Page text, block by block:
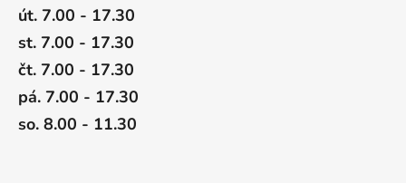
út. 7.00 - 17.30
st. 7.00 - 17.30
čt. 7.00 - 17.30
pá. 7.00 - 17.30
so. 8.00 - 11.30